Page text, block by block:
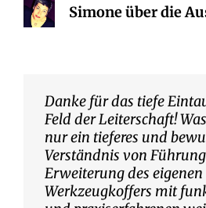
Simone über die
Danke für das tiefe
Feld der Leiterschaft!
nur ein tieferes und
Verständnis von
Erweiterung des eigenen
Werkzeugkoffers mit